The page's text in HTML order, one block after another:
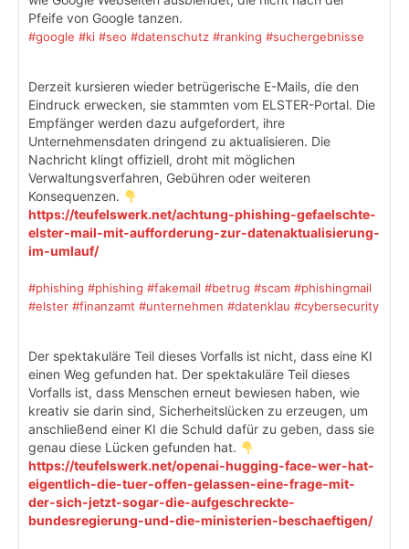
Pfeife von Google tanzen.
#google #ki #seo #datenschutz #ranking #suchergebnisse
Derzeit kursieren wieder betrügerische E-Mails, die den
Eindruck erwecken, sie stammten vom ELSTER-Portal. Die
Empfänger werden dazu aufgefordert, ihre
Unternehmensdaten dringend zu aktualisieren. Die
Nachricht klingt offiziell, droht mit möglichen
Verwaltungsverfahren, Gebühren oder weiteren
Konsequenzen.
https://teufelswerk.net/achtung-phishing-gefaelschte-
elster-mail-mit-aufforderung-zur-datenaktualisierung-
im-umlauf/
#phishing #phishing #fakemail #betrug #scam #phishingmail
#elster #finanzamt #unternehmen #datenklau #cybersecurity
Der spektakuläre Teil dieses Vorfalls ist nicht, dass eine KI
einen Weg gefunden hat. Der spektakuläre Teil dieses
Vorfalls ist, dass Menschen erneut bewiesen haben, wie
kreativ sie darin sind, Sicherheitslücken zu erzeugen, um
anschließend einer KI die Schuld dafür zu geben, dass sie
genau diese Lücken gefunden hat.
https://teufelswerk.net/openai-hugging-face-wer-hat-
eigentlich-die-tuer-offen-gelassen-eine-frage-mit-
der-sich-jetzt-sogar-die-aufgeschreckte-
bundesregierung-und-die-ministerien-beschaeftigen/